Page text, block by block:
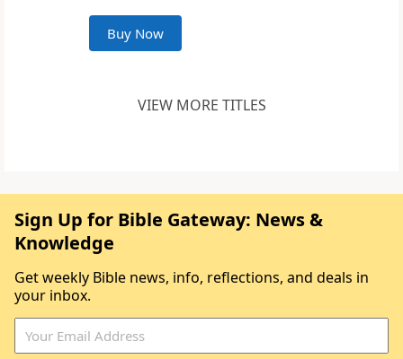
Buy Now
VIEW MORE TITLES
Sign Up for Bible Gateway: News &
Knowledge
Get weekly Bible news, info, reflections, and deals in
your inbox.